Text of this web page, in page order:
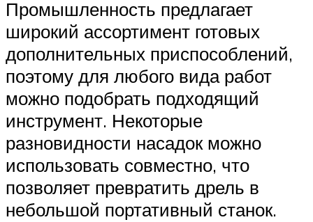
Промышленность предлагает
широкий ассортимент готовых
дополнительных приспособлений,
поэтому для любого вида работ
можно подобрать подходящий
инструмент. Некоторые
разновидности насадок можно
использовать совместно, что
позволяет превратить дрель в
небольшой портативный станок.